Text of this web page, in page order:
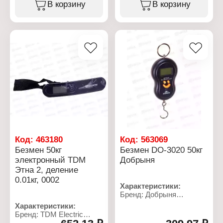
Модель: № 1
Точность измерения (шаг
Установка: подвесной
Питание: 1хCR2032
Цвет корпуса: черный
автоматическое
отключение через 60 сек
В корзину В корзину
Код: 463180
Безмен 50кг
электронный TDM
Этна 2, деление
0.01кг, 0002
Характеристики:
Бренд: TDM Electric
Код:563069
Безмен DO-3020 50кг
Добрыня
Характеристики:
Бренд: Добрыня
Назначение: бытовой